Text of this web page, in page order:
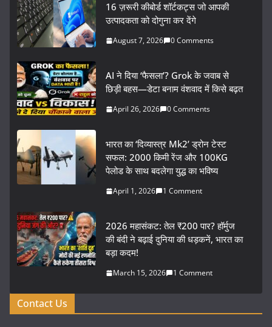
16 ज़रूरी कीबोर्ड शॉर्टकट्स जो आपकी
उत्पादकता को दोगुना कर देंगे
August 7, 2026 0 Comments
AI ने दिया ‘फैसला’? Grok के जवाब से
छिड़ी बहस—डेटा बनाम वंशवाद में किसे बढ़त
April 26, 2026 0 Comments
भारत का ‘दिव्यास्त्र Mk2’ ड्रोन टेस्ट
सफल: 2000 किमी रेंज और 100KG
पेलोड के साथ बदलेगा युद्ध का भविष्य
April 1, 2026 1 Comment
2026 महासंकट: तेल ₹200 पार? हॉर्मुज
की बंदी ने बढ़ाई दुनिया की धड़कनें, भारत का
बड़ा कदम!
March 15, 2026 1 Comment
Contact Us